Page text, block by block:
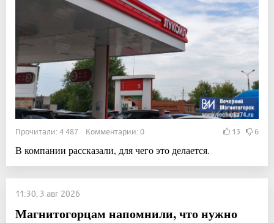
Прочитали: 4 487 Комментарии: 0 13 6
В компании рассказали, для чего это делается.
11:30, 3 авг 2026
Магнитогорцам напомнили, что нужно